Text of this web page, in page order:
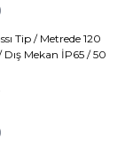
Tip / Metrede 120
Dış Mekan İP65 / 50